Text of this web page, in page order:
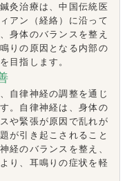
灸治療は、中国伝統医
アン（経絡）に沿って
身体のバランスを整え
りの原因となる内部の
目指します。
自律神経の調整を通じ
。自律神経は、身体の
や緊張が原因で乱れが
が引き起こされること
経のバランスを整え、
り、耳鳴りの症状を軽